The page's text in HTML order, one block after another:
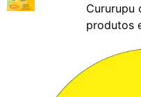
Cururupu
produtos